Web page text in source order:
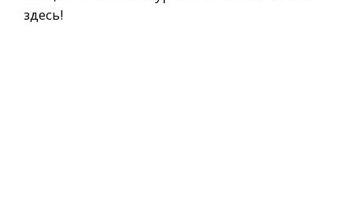
здесь!